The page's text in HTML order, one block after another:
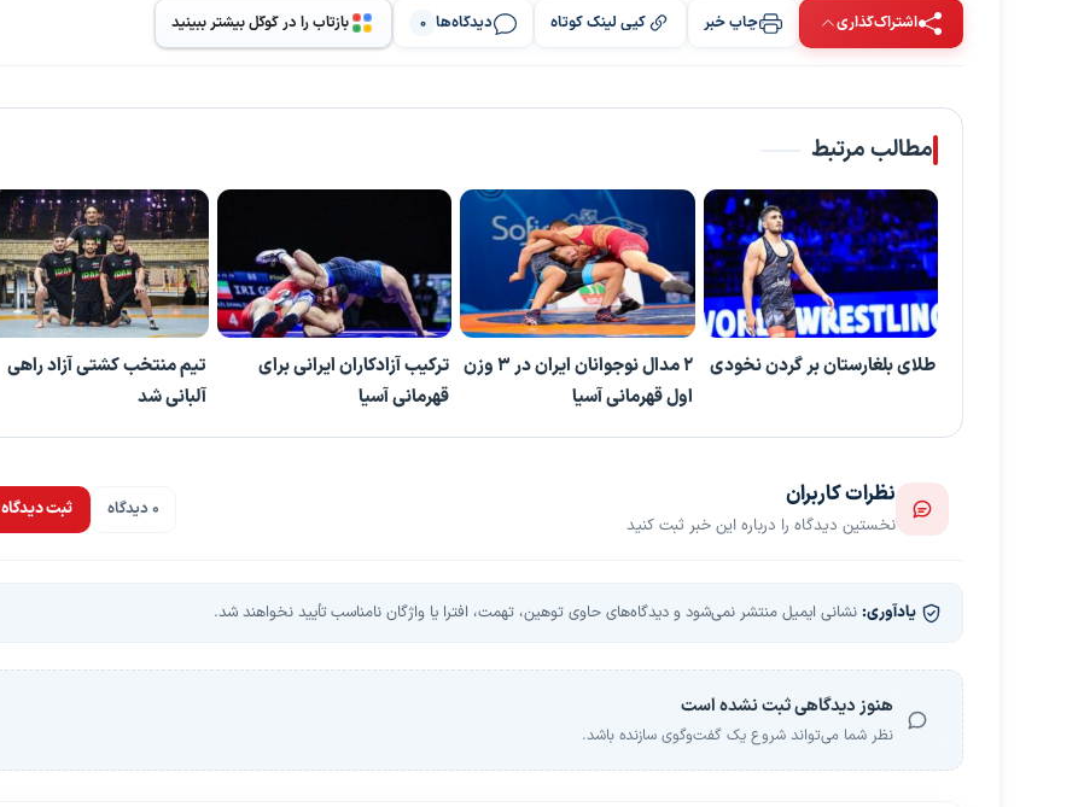
اشتراک‌گذاری چاپ خبر کپی لینک کوتاه دیدگاه‌ها 0 بازتاب را در گوگل بیشتر ببینید
مطالب مرتبط
طلای بلغارستان بر گردن نخودی
۲ مدال نوجوانان ایران در ۳ وزن
اول قهرمانی آسیا
ترکیب آزادکاران ایرانی برای
قهرمانی آسیا
تیم منتخب کشتی آزاد راهی
آلبانی شد
نظرات کاربران
نخستین دیدگاه را درباره این خبر ثبت کنید
0 دیدگاه ثبت دیدگاه
یادآوری: نشانی ایمیل منتشر نمی‌شود و دیدگاه‌های حاوی توهین، تهمت، افترا یا واژگان نامناسب تأیید نخواهند شد.
هنوز دیدگاهی ثبت نشده است
نظر شما می‌تواند شروع یک گفت‌وگوی سازنده باشد.